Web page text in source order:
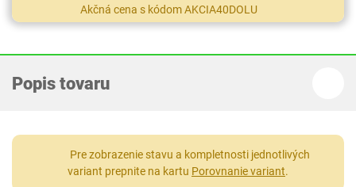
Akčná cena s kódom AKCIA40DOLU
Popis tovaru
Pre zobrazenie stavu a kompletnosti jednotlivých
variant prepnite na kartu Porovnanie variant.